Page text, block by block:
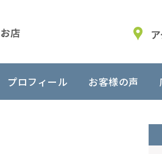
プロフィール お客様の声